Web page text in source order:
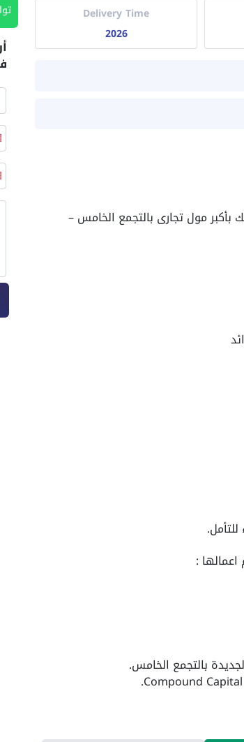
Delivery Time
2026
وحدتك بأكبر مول تجارى بالتجمع الخامس –
:
بالتجمع الخامس.